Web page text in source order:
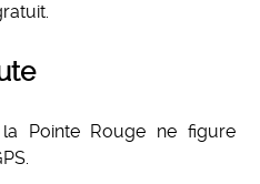
Pointe Rouge ne figure